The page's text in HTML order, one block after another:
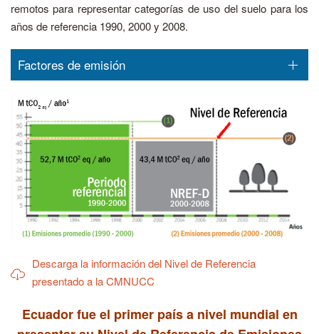
remotos para representar categorías de uso del suelo para los
años de referencia 1990, 2000 y 2008.
Factores de emisión
Descarga la información del Nivel de Referencia
presentado a la CMNUCC
Ecuador fue el primer país a nivel mundial en